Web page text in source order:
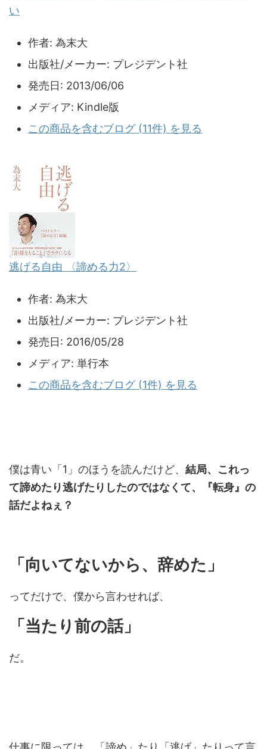
い
作者: 為末大
出版社/メーカー: プレジデント社
発売日: 2013/06/06
メディア: Kindle版
この商品を含むブログ (11件) を見る
逃げる自由 〈諦める力2〉
作者: 為末大
出版社/メーカー: プレジデント社
発売日: 2016/05/28
メディア: 単行本
この商品を含むブログ (1件) を見る
僕は青い「1」のほうを読んだけど、 結局、これっ
て諦めたり逃げたりしたのではなくて、『転身』の
話だよねぇ？
「向いてないから、辞めた」
ってだけで、僕から言わせれば、
「当たり前の話」
だ。